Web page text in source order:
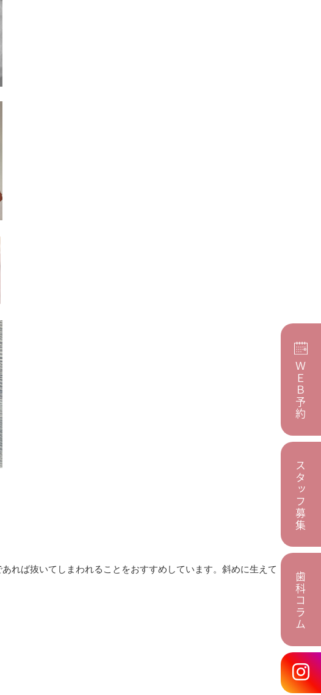
ＷＥＢ予約
スタッフ募集
歯科コラム
れば抜いてしまわれることをおすすめしています。斜めに生えて